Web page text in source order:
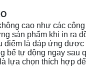
cao như các
sản phẩm khi in ra
là đáp ứng
bế tự động ngay
lựa chọn thích hợp